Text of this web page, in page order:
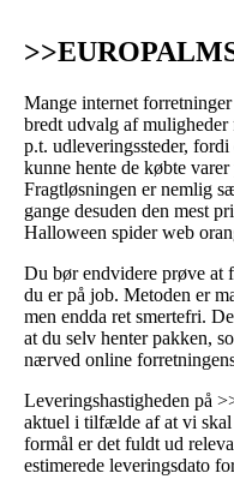
Mange internet
bredt udvalg af
p.t. udleveringssteder,
kunne hente de købte
Fragtløsningen er nemlig
gange desuden den mest
Halloween spider web
Du bør endvidere prøve at
du er på job. Metoden er
men endda ret smertefri.
at du selv henter pakken,
nærved online
Leveringshastigheden på
aktuel i tilfælde af at vi
formål er det fuldt ud
estimerede leveringsdato